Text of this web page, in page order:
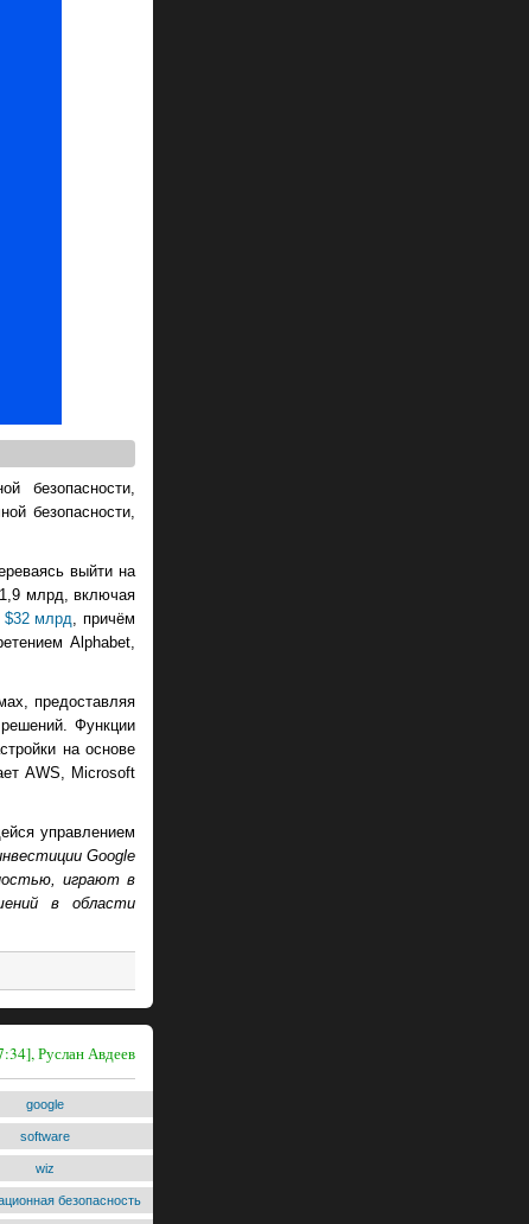
безопасности,
безопасности,
выйти на
млрд, включая
$32 млрд, причём
Alphabet,
предоставляя
Функции
на основе
AWS, Microsoft
управлением
Google
играют в
в области
Руслан Авдеев
google
software
wiz
безопасность